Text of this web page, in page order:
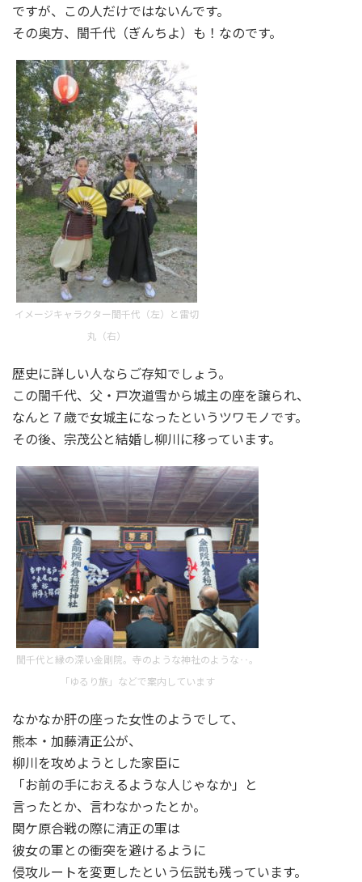
ですが、この人だけではないんです。
その奥方、誾千代（ぎんちよ）も！なのです。
イメージキャラクター誾千代（左）と雷切
丸（右）
歴史に詳しい人ならご存知でしょう。
この誾千代、父・戸次道雪から城主の座を譲られ、
なんと７歳で女城主になったというツワモノです。
その後、宗茂公と結婚し柳川に移っています。
誾千代と縁の深い金剛院。寺のような神社のような‥。
「ゆるり旅」などで案内しています
なかなか肝の座った女性のようでして、
熊本・加藤清正公が、
柳川を攻めようとした家臣に
「お前の手におえるような人じゃなか」と
言ったとか、言わなかったとか。
関ケ原合戦の際に清正の軍は
彼女の軍との衝突を避けるように
侵攻ルートを変更したという伝説も残っています。